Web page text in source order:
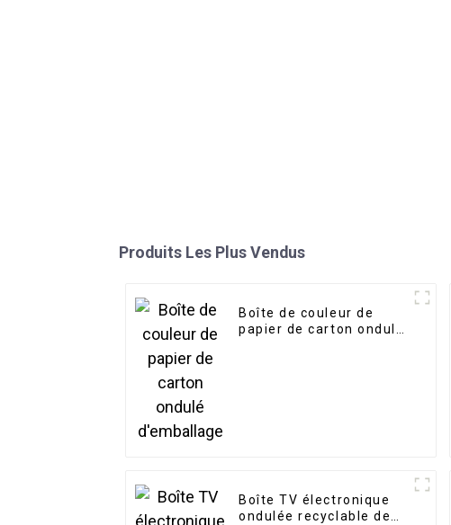
Produits Les Plus Vendus
Boîte de couleur de
papier de carton ondulé
Boîte TV électronique
ondulée recyclable de